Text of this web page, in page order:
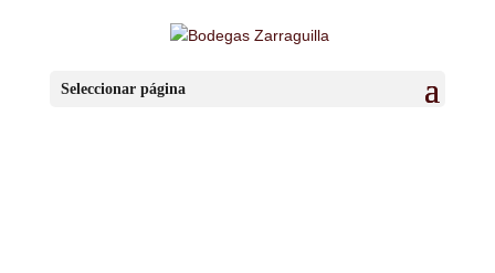
Seleccionar página
DO LOGO_logo DO